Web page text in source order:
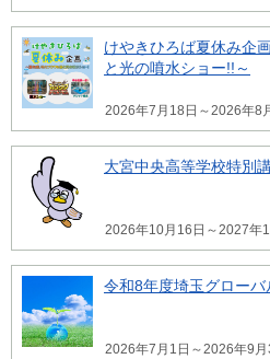
けやきひろば夏休み企
と光の噴水ショー!!～
2026年7月18日～2026年8
大宮中央高等学校特別
2026年10月16日～2027年
令和8年度埼玉グローバ
2026年7月1日～2026年9月